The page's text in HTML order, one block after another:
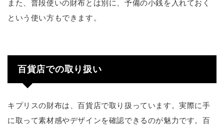
また、普段使いの財布とは別に、予備の小銭を入れておく
という使い方もできます。
百貨店での取り扱い
キプリスの財布は、百貨店で取り扱っています。実際に手
に取って素材感やデザインを確認できるのが魅力です。百